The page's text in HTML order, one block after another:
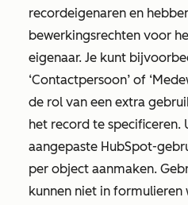
recordeigenaren en
bewerkingsrechten voor
eigenaar. Je kunt
‘Contactpersoon’ of
de rol van een extra
het record te specificeren.
aangepaste HubSpot-
per object aanmaken.
kunnen niet in formulieren